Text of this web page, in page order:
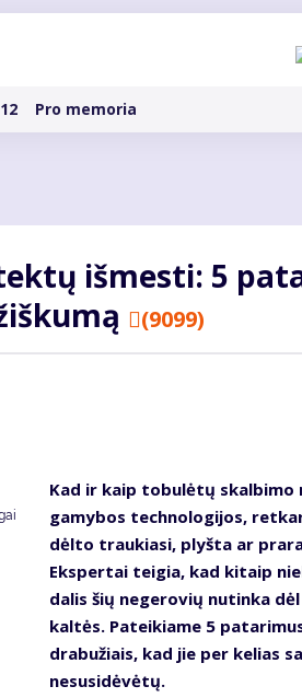
Pro memoria
išmesti: 5
(9099)
Kad ir kaip tobulėtų skalbimo
gamybos technologijos,
dėlto traukiasi, plyšta ar
Ekspertai teigia, kad kitaip
dalis šių negerovių nutinka
kaltės. Pateikiame 5
drabužiais, kad jie per kelias
nesusidėvėtų.